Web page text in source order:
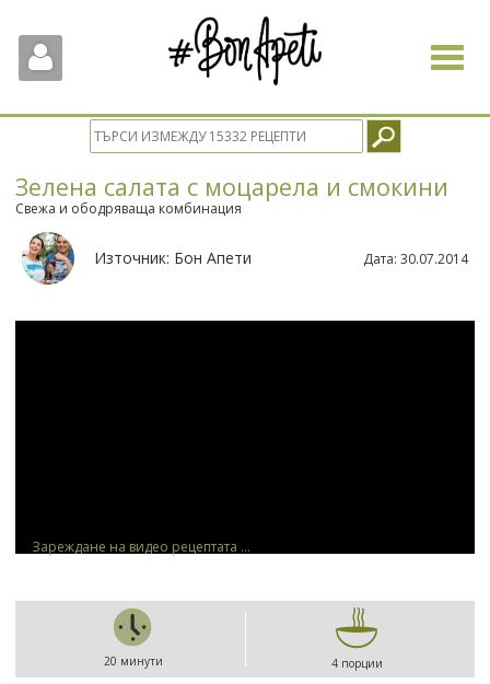
Toggle
Зелена салата с моцарела и смокини
Свежа и ободряваща комбинация
Източник: Бон Апети Дата: 30.07.2014
Зареждане на видео рецептата ...
20 минути 4 порции